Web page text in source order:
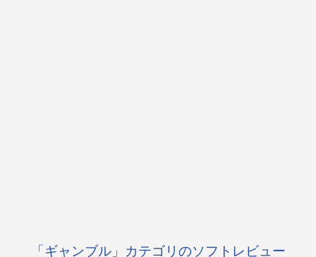
「ギャンブル」カテゴリのソフトレビュー